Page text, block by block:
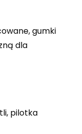
gumki
dla
pilotka